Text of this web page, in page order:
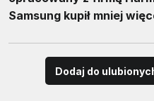
Samsung kupił mniej
Dodaj do